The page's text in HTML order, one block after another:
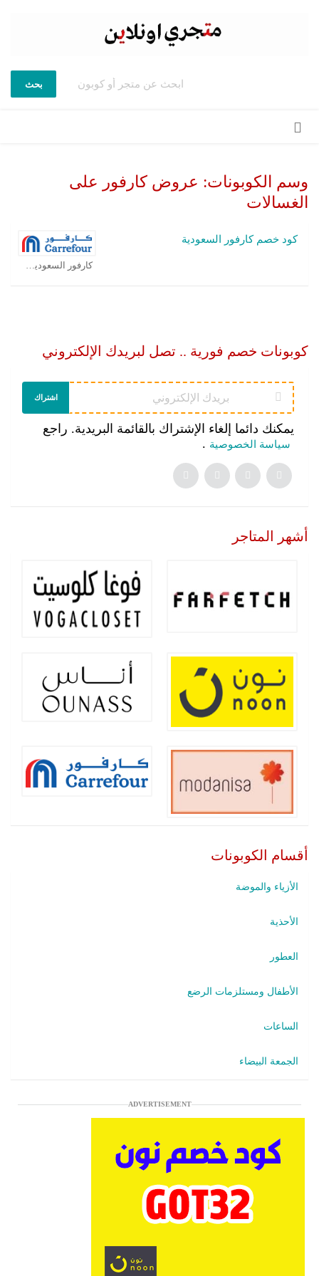
بحث
وسم الكوبونات: عروض كارفور على
الغسالات
كود خصم كارفور السعودية
كوبونات خصم فورية .. تصل لبريدك الإلكتروني
اشتراك
يمكنك دائما إلغاء الإشتراك بالقائمة البريدية. راجع
سياسة الخصوصية .
أشهر المتاجر
أقسام الكوبونات
الأزياء والموضة
الأحذية
العطور
الأطفال ومستلزمات الرضع
الساعات
الجمعة البيضاء
ADVERTISEMENT